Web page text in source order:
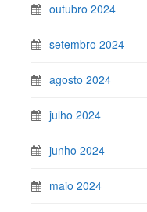
outubro 2024
setembro 2024
agosto 2024
julho 2024
junho 2024
maio 2024